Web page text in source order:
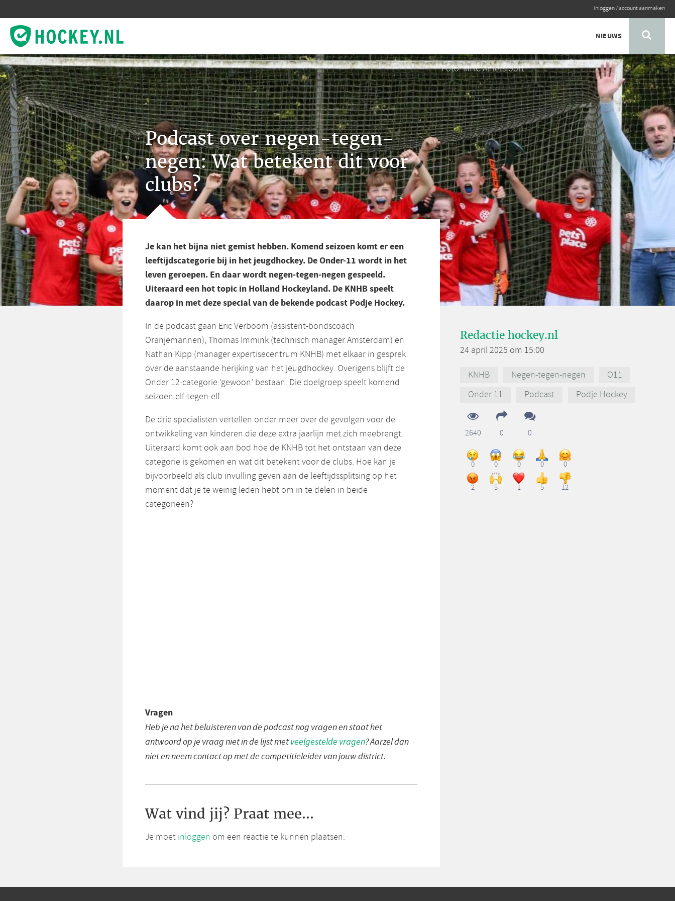
inloggen/account aanmaken
NIEUWS
Foto: MHC Amersfoort
Podcast over negen-tegen-
negen: Wat betekent dit voor
clubs?
Je kan het bijna niet gemist hebben. Komend seizoen komt er een
leeftijdscategorie bij in het jeugdhockey. De Onder-11 wordt in het
leven geroepen. En daar wordt negen-tegen-negen gespeeld.
Uiteraard een hot topic in Holland Hockeyland. De KNHB speelt
daarop in met deze special van de bekende podcast Podje Hockey.
In de podcast gaan Eric Verboom (assistent-bondscoach
Oranjemannen), Thomas Immink (technisch manager Amsterdam) en
Nathan Kipp (manager expertisecentrum KNHB) met elkaar in gesprek
over de aanstaande herijking van het jeugdhockey. Overigens blijft de
Onder 12-categorie ‘gewoon’ bestaan. Die doelgroep speelt komend
seizoen elf-tegen-elf.
De drie specialisten vertellen onder meer over de gevolgen voor de
ontwikkeling van kinderen die deze extra jaarlijn met zich meebrengt.
Uiteraard komt ook aan bod hoe de KNHB tot het ontstaan van deze
categorie is gekomen en wat dit betekent voor de clubs. Hoe kan je
bijvoorbeeld als club invulling geven aan de leeftijdssplitsing op het
moment dat je te weinig leden hebt om in te delen in beide
categorieën?
Vragen
Heb je na het beluisteren van de podcast nog vragen en staat het
antwoord op je vraag niet in de lijst metveelgestelde vragen? Aarzel dan
niet en neem contact op met de competitieleider van jouw district.
Wat vind jij? Praat mee...
Je moet inloggen om een reactie te kunnen plaatsen.
Redactie hockey.nl
24 april 2025 om 15:00
KNHB Negen-tegen-negen
O11
Onder 11
Podcast Podje Hockey
2640 0 0
0 0 0 0 0
2 5 1 5 12